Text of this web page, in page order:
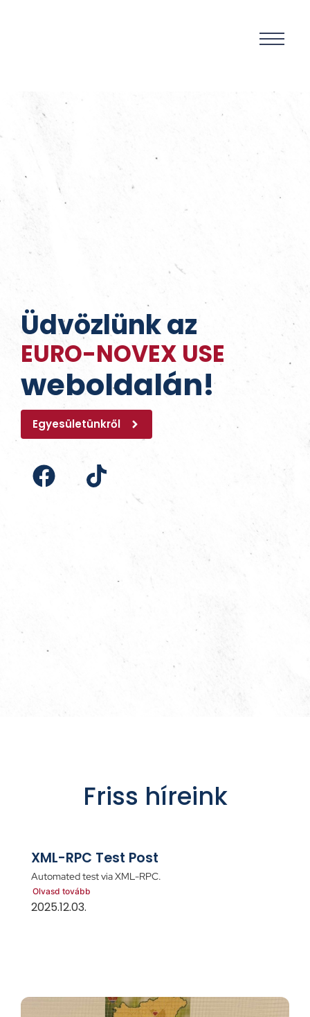
Üdvözlünk az
EURO-NOVEX USE
weboldalán!
Egyesületünkről
Friss híreink
XML-RPC Test Post
Automated test via XML-RPC.
Olvasd tovább
2025.12.03.